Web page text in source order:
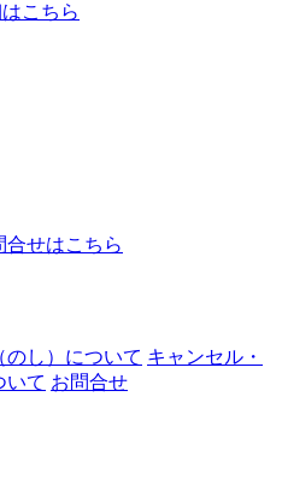
こちら
せはこちら
のし）について キャンセル・
いて お問合せ